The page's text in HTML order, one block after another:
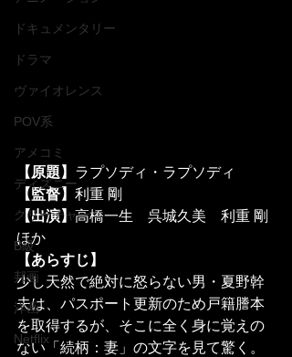
ドキュメンタリー
ドラマ
ヴァイオレンス
POV系
アメコミ
ディズニー
クリーチャー
B級
邦画
洋画
Netflix
【原題】 ラプソディ・ラプソディ
【監督】 利重 剛
【出演】高橋一生　呉城久美　利重 剛
ほか
【あらすじ】
少し天然で絶対に怒らない男・夏野幹
夫は、パスポート更新のため戸籍謄本
を取得するが、そこに全く身に覚えの
ない「続柄：妻」の文字を見て驚く。